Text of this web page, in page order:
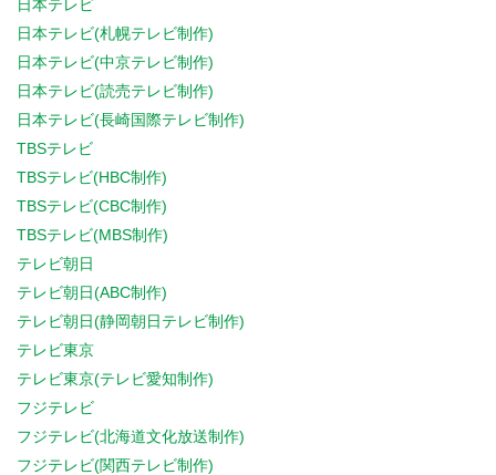
日本テレビ
日本テレビ(札幌テレビ制作)
日本テレビ(中京テレビ制作)
日本テレビ(読売テレビ制作)
日本テレビ(長崎国際テレビ制作)
TBSテレビ
TBSテレビ(HBC制作)
TBSテレビ(CBC制作)
TBSテレビ(MBS制作)
テレビ朝日
テレビ朝日(ABC制作)
テレビ朝日(静岡朝日テレビ制作)
テレビ東京
テレビ東京(テレビ愛知制作)
フジテレビ
フジテレビ(北海道文化放送制作)
フジテレビ(関西テレビ制作)